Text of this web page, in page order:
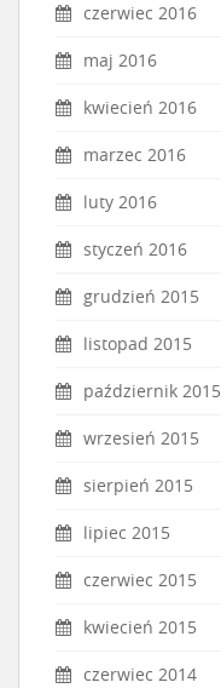
czerwiec 2016
maj 2016
kwiecień 2016
marzec 2016
luty 2016
styczeń 2016
grudzień 2015
listopad 2015
październik 2015
wrzesień 2015
sierpień 2015
lipiec 2015
czerwiec 2015
kwiecień 2015
czerwiec 2014